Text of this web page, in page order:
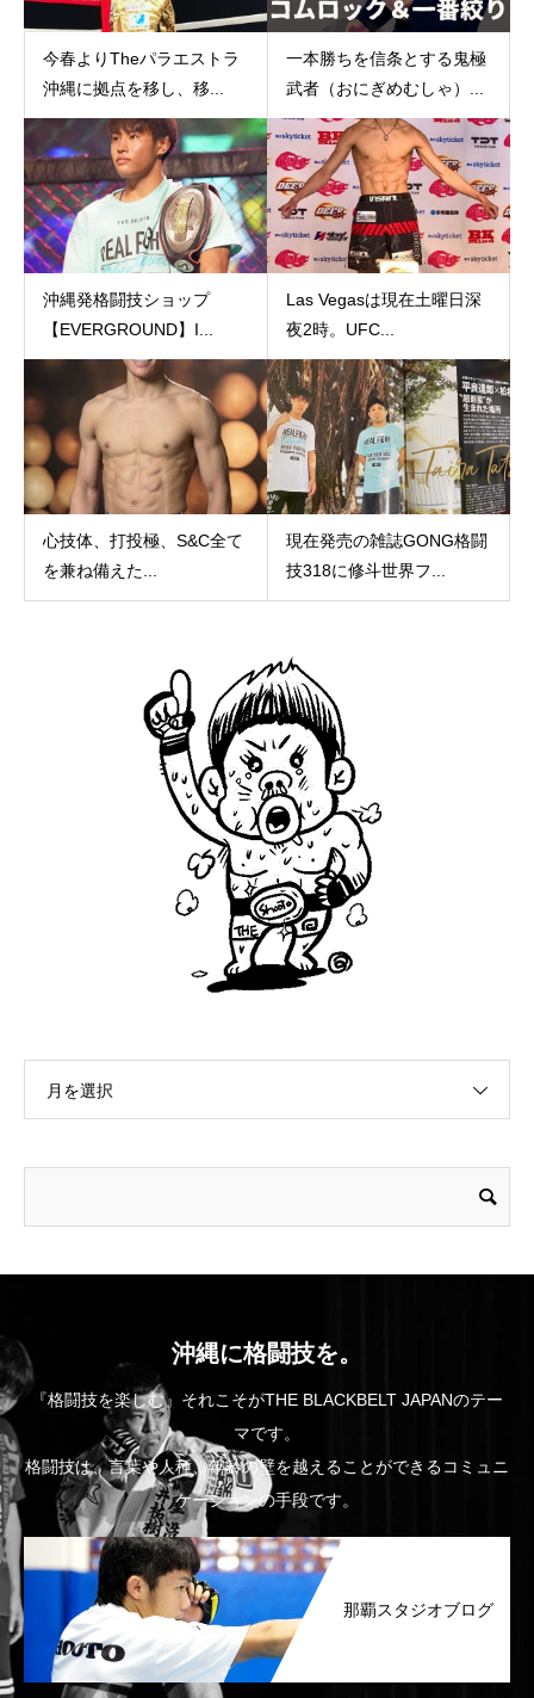
今春よりTheパラエストラ
沖縄に拠点を移し、移...
一本勝ちを信条とする鬼極
武者（おにぎめむしゃ）...
沖縄発格闘技ショップ
【EVERGROUND】I...
Las Vegasは現在土曜日深
夜2時。UFC...
心技体、打投極、S&C全て
を兼ね備えた...
現在発売の雑誌GONG格闘
技318に修斗世界フ...
月を選択
沖縄に格闘技を。
『格闘技を楽しむ』それこそがTHE BLACKBELT JAPANのテー
マです。
格闘技は、言葉や人種、年齢の壁を越えることができるコミュニ
ケーションの手段です。
那覇スタジオブログ